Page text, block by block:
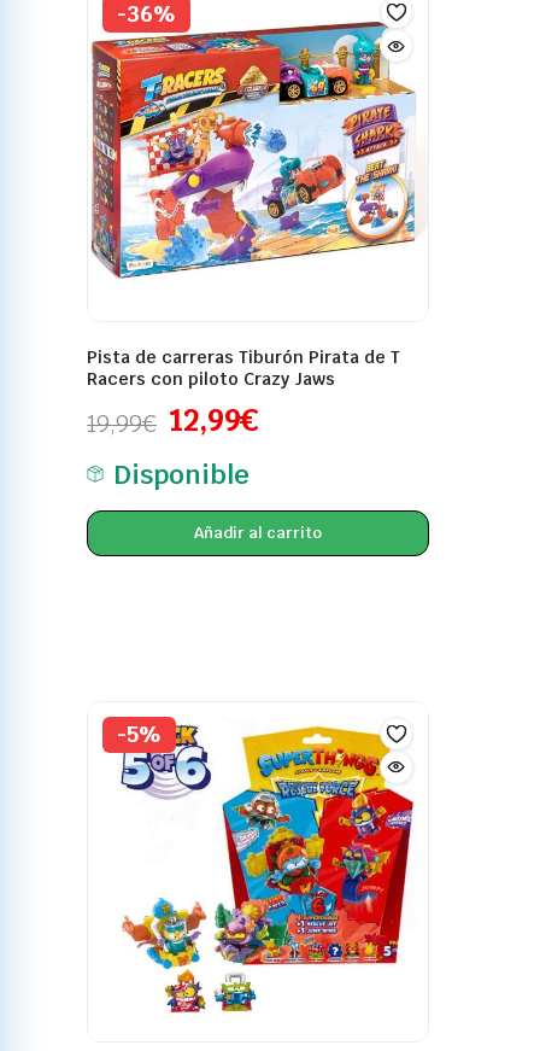
-36%
Pista de carreras Tiburón Pirata de T
Racers con piloto Crazy Jaws
19,99€ 12,99€
Disponible
Añadir al carrito
-5%